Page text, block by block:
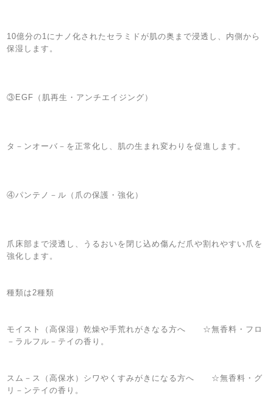
10億分の1にナノ化されたセラミドが肌の奥まで浸透し、内側から
保湿します。
③EGF（肌再生・アンチエイジング）
タ－ンオーバ－を正常化し、肌の生まれ変わりを促進します。
④パンテノ－ル（爪の保護・強化）
爪床部まで浸透し、うるおいを閉じ込め傷んだ爪や割れやすい爪を
強化します。
種類は2種類
モイスト（高保湿）乾燥や手荒れがきなる方へ ☆無香料・フロ
－ラルフル－テイの香り。
スム－ス（高保水）シワやくすみがきになる方へ ☆無香料・グ
リ－ンテイの香り。